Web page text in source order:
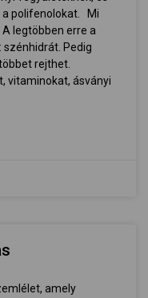
a polifenolokat. Mi
legtöbben erre a
szénhidrát. Pedig
rejthet.
vitaminokat, ásványi
amely